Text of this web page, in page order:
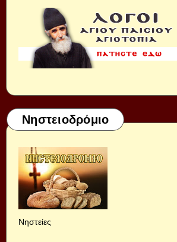
Νηστειοδρόμιο
Νηστείες